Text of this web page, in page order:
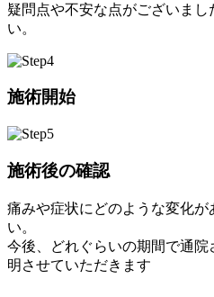
疑問点や不安な点がございま
い。
施術開始
施術後の確認
痛みや症状にどのような変化が
い。
今後、どれぐらいの期間で通
明させていただきます